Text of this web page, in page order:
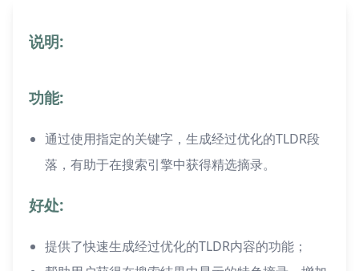
说明:
功能:
通过使用指定的关键字，生成经过优化的TLDR段
落，有助于在搜索引擎中获得精选摘录。
好处:
提供了快速生成经过优化的TLDR内容的功能；